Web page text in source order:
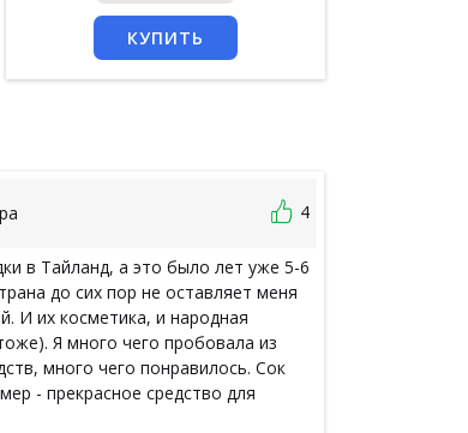
КУПИТЬ
4
в Тайланд, а это было лет уже 5-6
до сих пор не оставляет меня
И их косметика, и народная
Я много чего пробовала из
много чего понравилось. Сок
- прекрасное средство для
после поездки в Тай и